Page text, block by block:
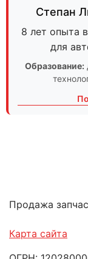
Степан
8 лет опыта
для
Образование:
Продажа
Карта сайта